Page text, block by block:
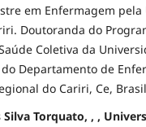
em Enfermagem
Doutoranda do
Coletiva da
do Departamento de
do Cariri, Ce,
Silva Torquato, , ,